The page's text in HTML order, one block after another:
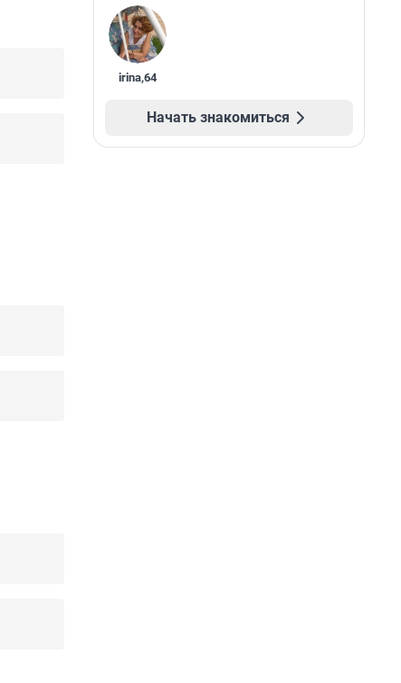
irina,64
Начать знакомиться